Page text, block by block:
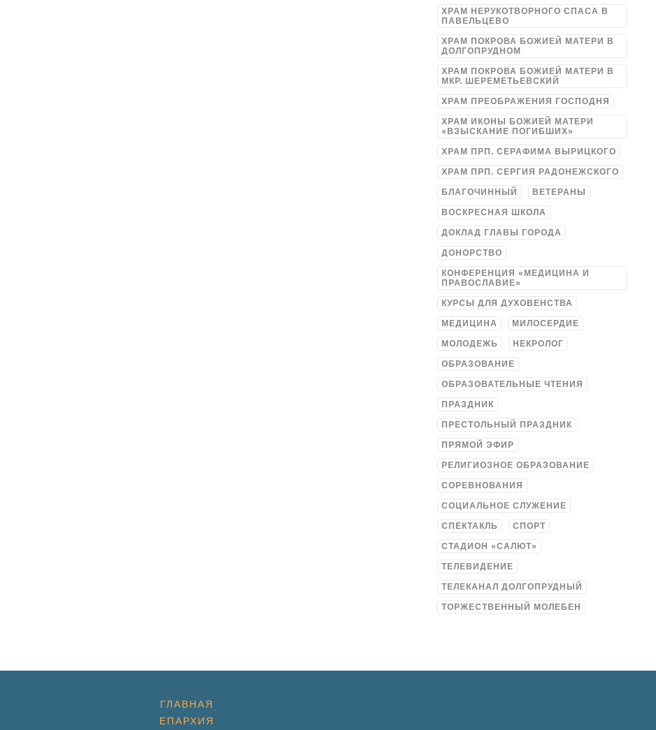
ХРАМ НЕРУКОТВОРНОГО СПАСА В
ПАВЕЛЬЦЕВО
ХРАМ ПОКРОВА БОЖИЕЙ МАТЕРИ В
ДОЛГОПРУДНОМ
ХРАМ ПОКРОВА БОЖИЕЙ МАТЕРИ В
МКР. ШЕРЕМЕТЬЕВСКИЙ
ХРАМ ПРЕОБРАЖЕНИЯ ГОСПОДНЯ
ХРАМ ИКОНЫ БОЖИЕЙ МАТЕРИ
«ВЗЫСКАНИЕ ПОГИБШИХ»
ХРАМ ПРП. СЕРАФИМА ВЫРИЦКОГО
ХРАМ ПРП. СЕРГИЯ РАДОНЕЖСКОГО
БЛАГОЧИННЫЙ ВЕТЕРАНЫ
ВОСКРЕСНАЯ ШКОЛА
ДОКЛАД ГЛАВЫ ГОРОДА
ДОНОРСТВО
КОНФЕРЕНЦИЯ «МЕДИЦИНА И
ПРАВОСЛАВИЕ»
КУРСЫ ДЛЯ ДУХОВЕНСТВА
МЕДИЦИНА МИЛОСЕРДИЕ
МОЛОДЕЖЬ НЕКРОЛОГ
ОБРАЗОВАНИЕ
ОБРАЗОВАТЕЛЬНЫЕ ЧТЕНИЯ
ПРАЗДНИК
ПРЕСТОЛЬНЫЙ ПРАЗДНИК
ПРЯМОЙ ЭФИР
РЕЛИГИОЗНОЕ ОБРАЗОВАНИЕ
СОРЕВНОВАНИЯ
СОЦИАЛЬНОЕ СЛУЖЕНИЕ
СПЕКТАКЛЬ СПОРТ
СТАДИОН «САЛЮТ»
ТЕЛЕВИДЕНИЕ
ТЕЛЕКАНАЛ ДОЛГОПРУДНЫЙ
ТОРЖЕСТВЕННЫЙ МОЛЕБЕН
ГЛАВНАЯ
ЕПАРХИЯ